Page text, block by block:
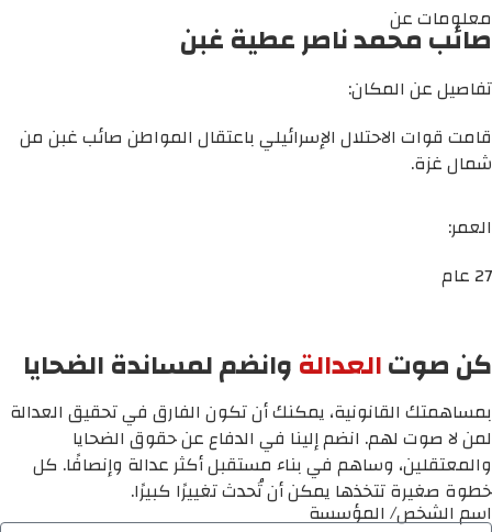
معلومات عن
صائب محمد ناصر عطية غبن
تفاصيل عن المكان:
قامت قوات الاحتلال الإسرائيلي باعتقال المواطن صائب غبن من
شمال غزة.
العمر:
27 عام
كن صوتالعدالةوانضم لمساندة الضحايا
بمساهمتك القانونية، يمكنك أن تكون الفارق في تحقيق العدالة
لمن لا صوت لهم. انضم إلينا في الدفاع عن حقوق الضحايا
والمعتقلين، وساهم في بناء مستقبل أكثر عدالة وإنصافًا. كل
خطوة صغيرة تتخذها يمكن أن تُحدث تغييرًا كبيرًا.
اسم الشخص/ المؤسسة